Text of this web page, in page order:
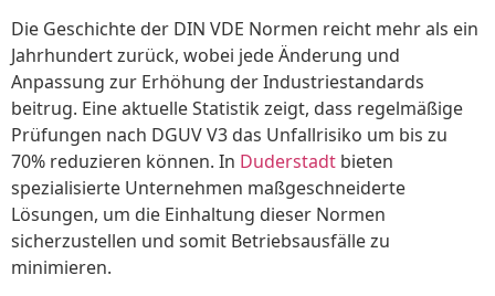
Die Geschichte der DIN VDE Normen reicht mehr als ein
Jahrhundert zurück, wobei jede Änderung und
Anpassung zur Erhöhung der Industriestandards
beitrug. Eine aktuelle Statistik zeigt, dass regelmäßige
Prüfungen nach DGUV V3 das Unfallrisiko um bis zu
70% reduzieren können. In Duderstadt bieten
spezialisierte Unternehmen maßgeschneiderte
Lösungen, um die Einhaltung dieser Normen
sicherzustellen und somit Betriebsausfälle zu
minimieren.